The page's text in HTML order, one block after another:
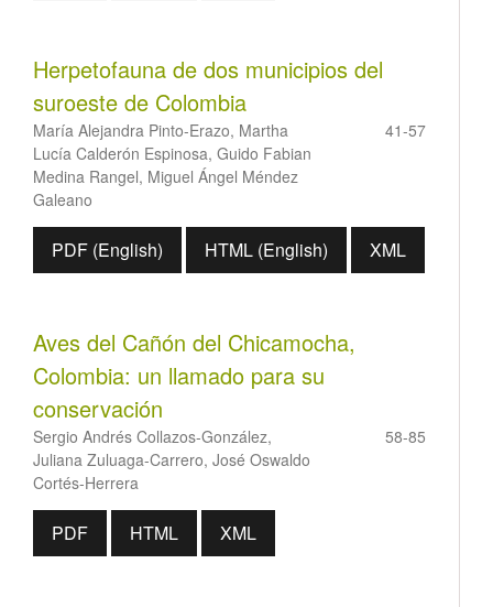
Herpetofauna de dos municipios del
suroeste de Colombia
María Alejandra Pinto-Erazo, Martha
Lucía Calderón Espinosa, Guido Fabian
Medina Rangel, Miguel Ángel Méndez
Galeano
41-57
PDF (English) HTML (English) XML
Aves del Cañón del Chicamocha,
Colombia: un llamado para su
conservación
Sergio Andrés Collazos-González,
Juliana Zuluaga-Carrero, José Oswaldo
Cortés-Herrera
58-85
PDF HTML XML